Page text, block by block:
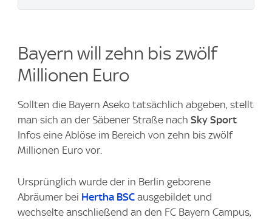
Bayern will zehn bis zwölf
Millionen Euro
Sollten die Bayern Aseko tatsächlich abgeben, stellt
man sich an der Säbener Straße nach Sky Sport
Infos eine Ablöse im Bereich von zehn bis zwölf
Millionen Euro vor.
Ursprünglich wurde der in Berlin geborene
Abräumer bei Hertha BSC ausgebildet und
wechselte anschließend an den FC Bayern Campus,